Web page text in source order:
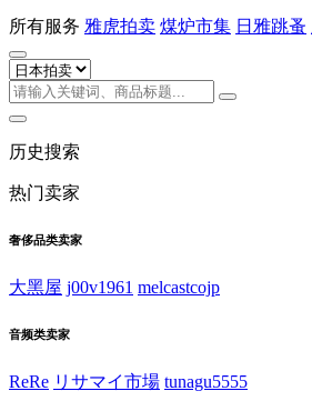
所有服务 雅虎拍卖 煤炉市集 日雅跳蚤
历史搜索
热门卖家
奢侈品类卖家
大黑屋 j00v1961 melcastcojp
音频类卖家
ReRe リサマイ市場 tunagu5555